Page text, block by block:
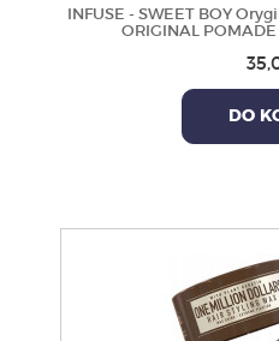
INFUSE - SWEET BOY
ORIGINAL
DO